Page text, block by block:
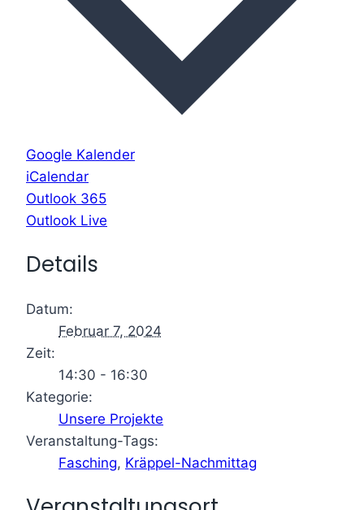
Google Kalender
iCalendar
Outlook 365
Outlook Live
Details
Datum:
Februar 7, 2024
Zeit:
14:30 - 16:30
Kategorie:
Unsere Projekte
Veranstaltung-Tags:
Fasching, Kräppel-Nachmittag